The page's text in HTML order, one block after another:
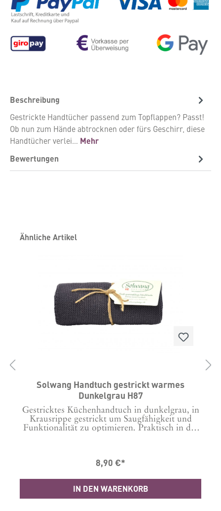
Beschreibung
Gestrickte Handtücher passend zum Topflappen? Passt!
Ob nun zum Hände abtrocknen oder fürs Geschirr, diese
Handtücher verlei… Mehr
Bewertungen
Produktgalerie überspringen
Ähnliche Artikel
Solwang Handtuch gestrickt warmes
Dunkelgrau H87
Gestricktes Küchenhandtuch in dunkelgrau, in
Krausrippe gestrickt um Saugfähigkeit und
Funktionalität zu optimieren. Praktisch in der
32 x 47 cm. 100% Bio Baumwolle. Waschbar bei
8,90 €*
IN DEN WARENKORB